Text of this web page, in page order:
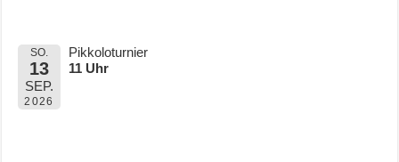
SO.
13
SEP.
2026
Pikkoloturnier
11 Uhr